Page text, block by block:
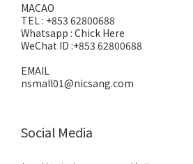
MACAO
TEL : +853 62800688
Whatsapp : Chick Here
WeChat ID :+853 62800688
EMAIL
nsmall01@nicsang.com
Social Media